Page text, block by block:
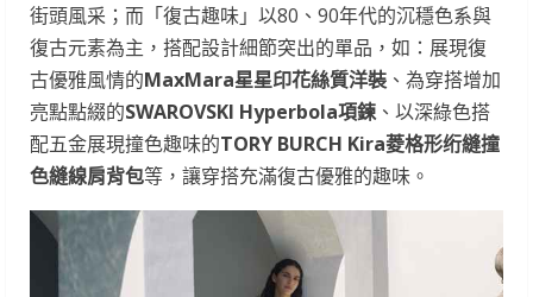
街頭風采；而「復古趣味」以80、90年代的沉穩色系與
復古元素為主，搭配設計細節突出的單品，如：展現復
古優雅風情的MaxMara星星印花絲質洋裝 、為穿搭增加
亮點點綴的SWAROVSKI Hyperbola項鍊、以深綠色搭
配五金展現撞色趣味的TORY BURCH Kira菱格形绗縫撞
色縫線肩背包等，讓穿搭充滿復古優雅的趣味。